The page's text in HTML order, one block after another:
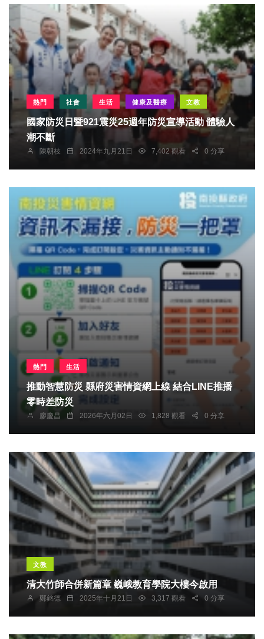
熱門 社會 生活 健康及醫療 文教
國家防災日暨921震災25週年防災宣導活動 體驗人
潮不斷
陳朝枝 2024年九月21日 7,402 觀看 0 分享
熱門 生活
推動智慧防災 縣府災害情資網上線 結合LINE推播
零時差防災
廖慶昌 2026年六月02日 1,828 觀看 0 分享
文教
清大竹師合併新篇章 巍峨教育學院大樓今啟用
鄭銘德 2025年十月21日 3,317 觀看 0 分享